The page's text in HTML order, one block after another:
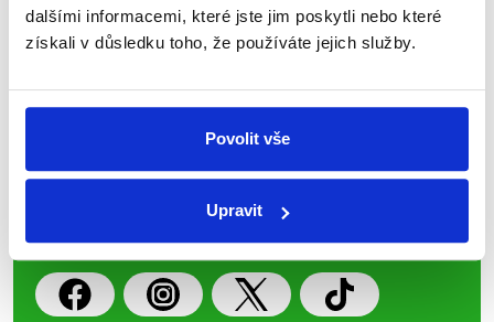
dalšími informacemi, které jste jim poskytli nebo které
získali v důsledku toho, že používáte jejich služby.
Povolit vše
Upravit
Sociální sítě
Nenechte si ujít nejnovější události
z Demagog.cz. Sdílením našich
příspěvků přátelům podpoříte naši
práci.